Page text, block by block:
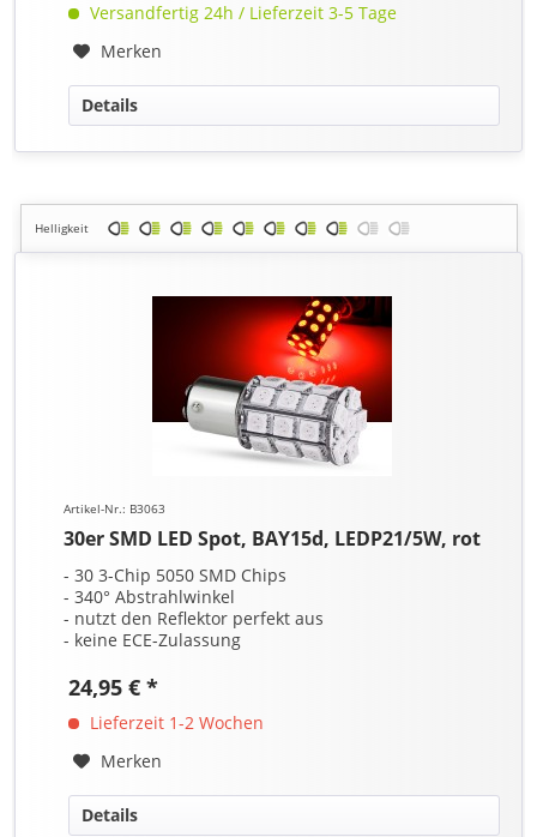
Versandfertig 24h / Lieferzeit 3-5 Tage
Merken
Details
Helligkeit
Artikel-Nr.: B3063
30er SMD LED Spot, BAY15d, LEDP21/5W, rot
- 30 3-Chip 5050 SMD Chips
- 340° Abstrahlwinkel
- nutzt den Reflektor perfekt aus
- keine ECE-Zulassung
24,95 € *
Lieferzeit 1-2 Wochen
Merken
Details